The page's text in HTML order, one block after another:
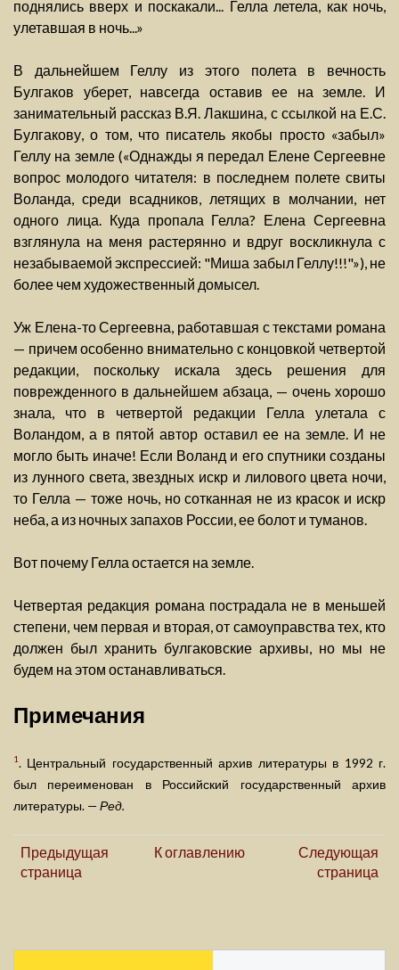
поднялись вверх и поскакали... Гелла летела, как ночь,
улетавшая в ночь...»
В дальнейшем Геллу из этого полета в вечность
Булгаков уберет, навсегда оставив ее на земле. И
занимательный рассказ В.Я. Лакшина, с ссылкой на Е.С.
Булгакову, о том, что писатель якобы просто «забыл»
Геллу на земле («Однажды я передал Елене Сергеевне
вопрос молодого читателя: в последнем полете свиты
Воланда, среди всадников, летящих в молчании, нет
одного лица. Куда пропала Гелла? Елена Сергеевна
взглянула на меня растерянно и вдруг воскликнула с
незабываемой экспрессией: "Миша забыл Геллу!!!"»), не
более чем художественный домысел.
Уж Елена-то Сергеевна, работавшая с текстами романа
— причем особенно внимательно с концовкой четвертой
редакции, поскольку искала здесь решения для
поврежденного в дальнейшем абзаца, — очень хорошо
знала, что в четвертой редакции Гелла улетала с
Воландом, а в пятой автор оставил ее на земле. И не
могло быть иначе! Если Воланд и его спутники созданы
из лунного света, звездных искр и лилового цвета ночи,
то Гелла — тоже ночь, но сотканная не из красок и искр
неба, а из ночных запахов России, ее болот и туманов.
Вот почему Гелла остается на земле.
Четвертая редакция романа пострадала не в меньшей
степени, чем первая и вторая, от самоуправства тех, кто
должен был хранить булгаковские архивы, но мы не
будем на этом останавливаться.
Примечания
1. Центральный государственный архив литературы в 1992 г.
был переименован в Российский государственный архив
литературы. — Ред.
Предыдущая
страница
К оглавлению
Следующая
страница